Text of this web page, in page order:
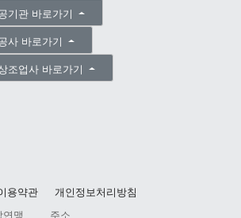
기관 바로가기
사 바로가기
조업사 바로가기
용약관
개인정보처리방침
맹
주소